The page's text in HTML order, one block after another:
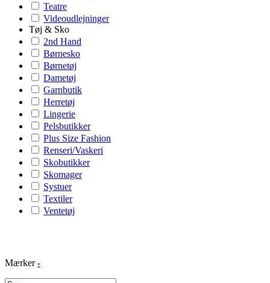
Teatre
Videoudlejninger
Tøj & Sko
2nd Hand
Børnesko
Børnetøj
Dametøj
Garnbutik
Herretøj
Lingerie
Pelsbutikker
Plus Size Fashion
Renseri/Vaskeri
Skobutikker
Skomager
Systuer
Textiler
Ventetøj
Mærker -